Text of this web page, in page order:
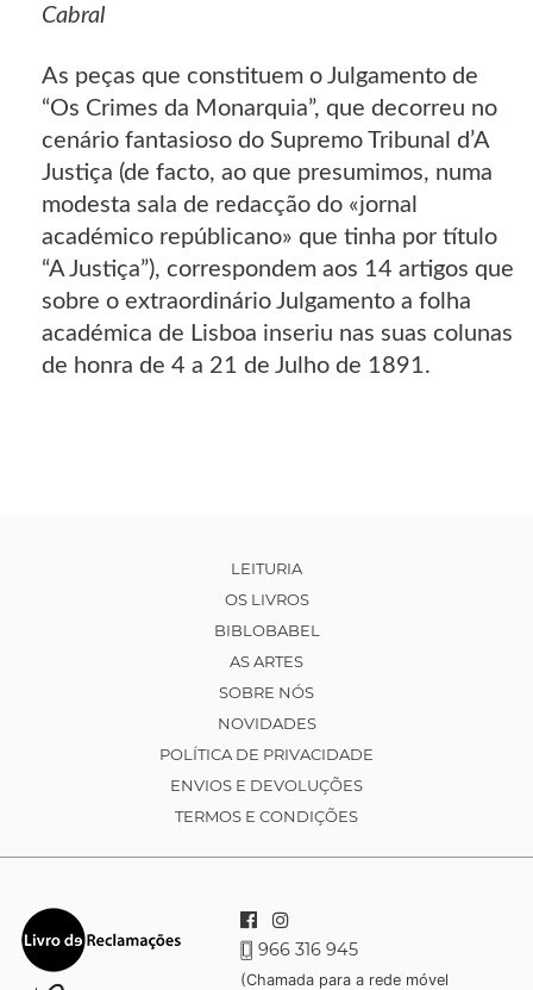
Cabral
As peças que constituem o Julgamento de
“Os Crimes da Monarquia”, que decorreu no
cenário fantasioso do Supremo Tribunal d’A
Justiça (de facto, ao que presumimos, numa
modesta sala de redacção do «jornal
académico repúblicano» que tinha por título
“A Justiça”), correspondem aos 14 artigos que
sobre o extraordinário Julgamento a folha
académica de Lisboa inseriu nas suas colunas
de honra de 4 a 21 de Julho de 1891.
LEITURIA
OS LIVROS
BIBLOBABEL
AS ARTES
SOBRE NÓS
NOVIDADES
POLÍTICA DE PRIVACIDADE
ENVIOS E DEVOLUÇÕES
TERMOS E CONDIÇÕES
966 316 945
(Chamada para a rede móvel